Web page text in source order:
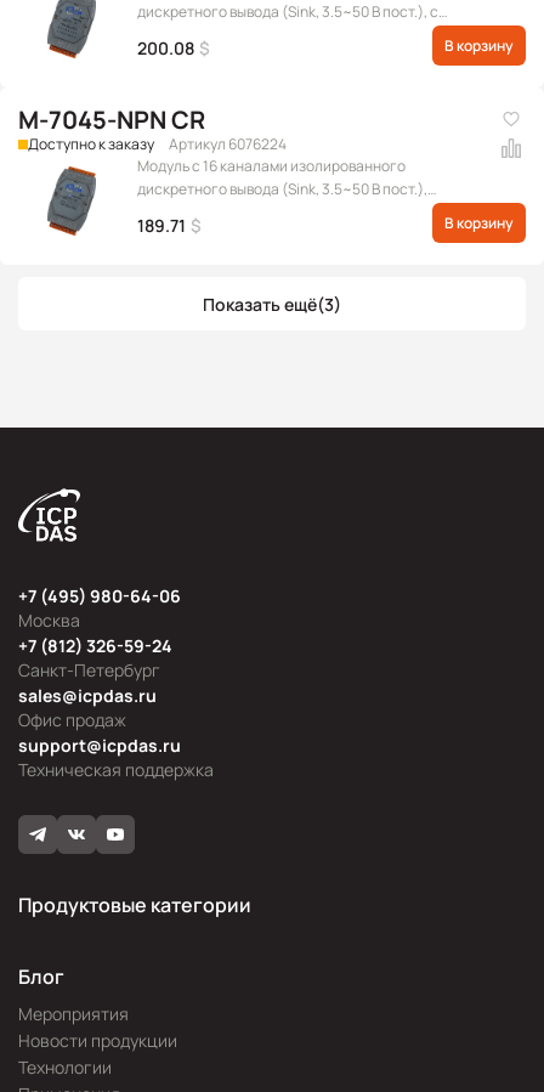
дискретного вывода (Sink, 3.5~50 В пост.), с
200.08 $ В корзину
M-7045-NPN CR
Доступно к заказу
Артикул 6076224
Модуль с 16 каналами изолированного
дискретного вывода (Sink, 3.5~50 В пост.),
189.71 $ В корзину
Показать ещё(3)
Москва
+7 (495) 980-64-06
Офис продаж
sales@icpdas.ru
Санкт-Петербург
+7 (812) 326-59-24
Техническая поддержка
support@icpdas.ru
Продуктовые категории
Блог
Мероприятия
Новости продукции
Технологии